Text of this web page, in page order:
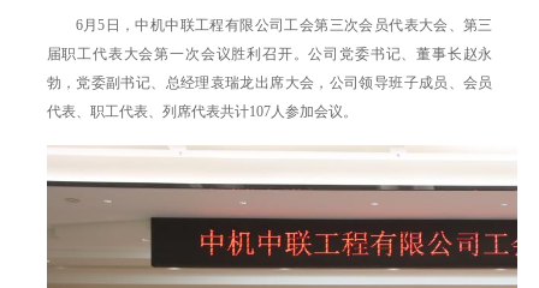
6月5日，中机中联工程有限公司工会第三次会员代表大会、第三
届职工代表大会第一次会议胜利召开。公司党委书记、董事长赵永
勃，党委副书记、总经理袁瑞龙出席大会，公司领导班子成员、会员
代表、职工代表、列席代表共计107人参加会议。